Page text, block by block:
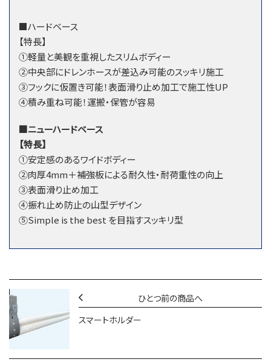
■ハードベース
【特長】
①軽量と美観を重視したスリムボディー
②中央部にドレンホースが差込み可能のスッキリ施工
③フックに仮置き可能！表面滑り止め加工で施工性UP
④積み重ね可能！運搬・保管が容易
■ニューハードベース
【特長】
①安定感のあるワイドボディー
②肉厚4mm＋補強板による耐久性・耐荷重性の向上
③表面滑り止め加工
④振れ止め防止の山型デザイン
⑤Simple is the best を目指すスッキリ型
ひとつ前の商品へ
スマートホルダー